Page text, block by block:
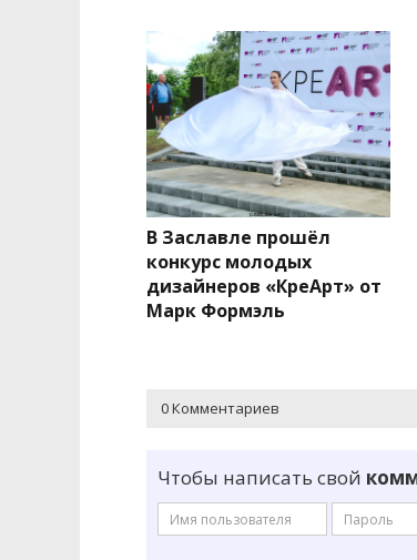
В Заславле прошёл
конкурс молодых
дизайнеров «КреАрт» от
Марк Формэль
0 Комментариев
Чтобы написать свой